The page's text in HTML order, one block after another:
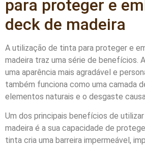
para proteger e
deck de madeira
A utilização de tinta para proteger e
madeira traz uma série de benefícios.
uma aparência mais agradável e
também funciona como uma camada
elementos naturais e o desgaste
Um dos principais benefícios de
madeira é a sua capacidade de
tinta cria uma barreira impermeável,